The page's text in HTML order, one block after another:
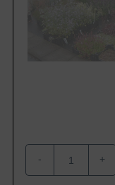
- +